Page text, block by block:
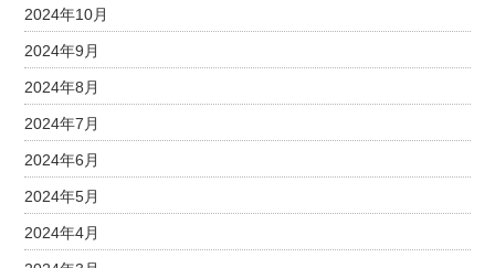
2024年10月
2024年9月
2024年8月
2024年7月
2024年6月
2024年5月
2024年4月